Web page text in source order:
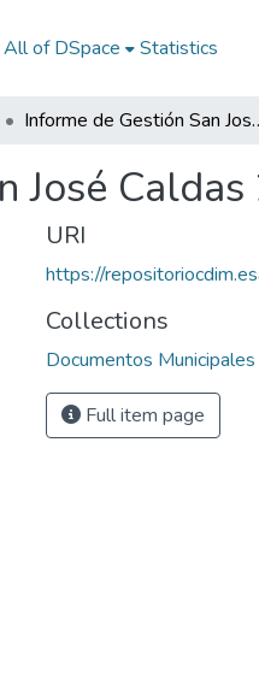
All of DSpace Statistics
Informe de Gestión San
José
URI
https://
Collections
Documentos Municipales
Full item page